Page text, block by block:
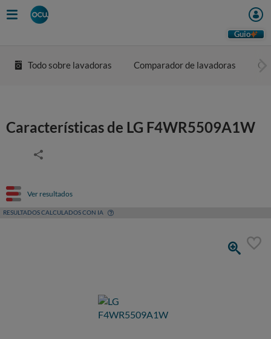
Guio
Todo sobre lavadoras Comparador de lavadoras
Características de LG F4WR5509A1W
Ver resultados
RESULTADOS CALCULADOS CON IA